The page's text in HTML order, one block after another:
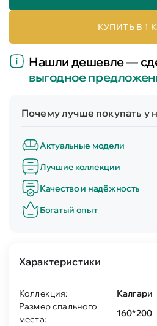
КУПИТЬ В 1
Нашли дешевле —
выгодное
Почему лучше покупать у
Актуальные модели
Лучшие коллекции
Качество и надёжность
Богатый опыт
Характеристики
Коллекция:
Калгари
Размер спального
места:
160*200